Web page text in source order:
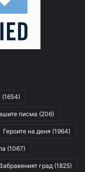
(1654)
писма (206)
Героите на деня (1964)
(1067)
Забравеният град (1825)